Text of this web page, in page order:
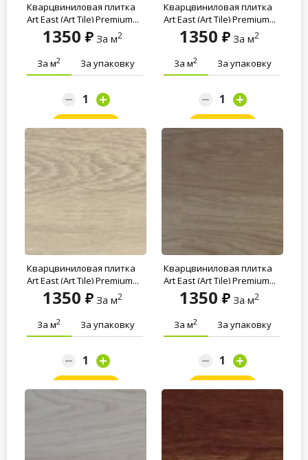
Кварцвиниловая плитка
Art East (Art Tile) Premium...
1350 За м2
За м2 За упаковку
Кварцвиниловая плитка
Art East (Art Tile) Premium...
1350 За м2
За м2 За упаковку
Кварцвиниловая плитка
Art East (Art Tile) Premium...
1350 За м2
За м2 За упаковку
Кварцвиниловая плитка
Art East (Art Tile) Premium...
1350 За м2
За м2 За упаковку